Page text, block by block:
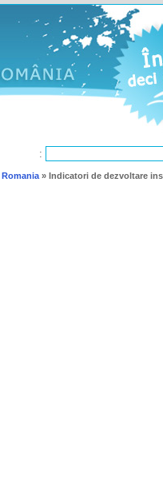
:
» Indicatori de dezvoltare